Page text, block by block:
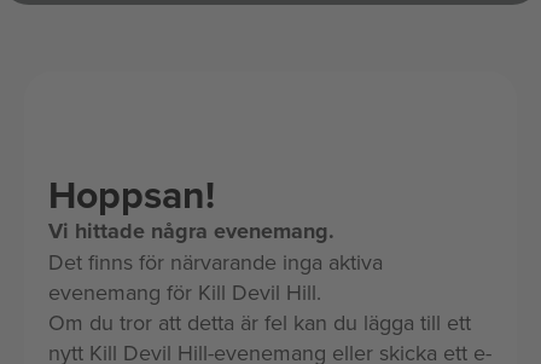
Hoppsan!
Vi hittade några evenemang.
Det finns för närvarande inga aktiva
evenemang för Kill Devil Hill.
Om du tror att detta är fel kan du lägga till ett
nytt Kill Devil Hill-evenemang eller skicka ett e-